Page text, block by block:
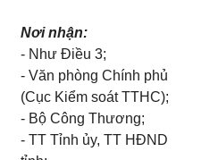
Nơi nhận:
- Như Điều 3;
- Văn phòng Chính phủ
(Cục Kiểm soát TTHC);
- Bộ Công Thương;
- TT Tỉnh ủy, TT HĐND